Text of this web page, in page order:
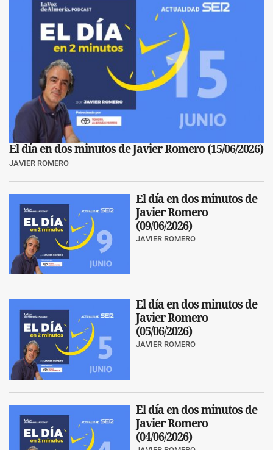
El día en dos minutos de Javier Romero (15/06/2026)
JAVIER ROMERO
El día en dos minutos de
Javier Romero
(09/06/2026)
JAVIER ROMERO
El día en dos minutos de
Javier Romero
(05/06/2026)
JAVIER ROMERO
El día en dos minutos de
Javier Romero
(04/06/2026)